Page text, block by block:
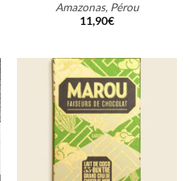
Amazonas, Pérou
11,90€